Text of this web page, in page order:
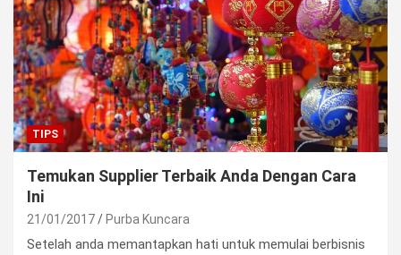
TIPS
Temukan Supplier Terbaik Anda Dengan Cara
Ini
21/01/2017 Purba Kuncara
Setelah anda memantapkan hati untuk memulai berbisnis